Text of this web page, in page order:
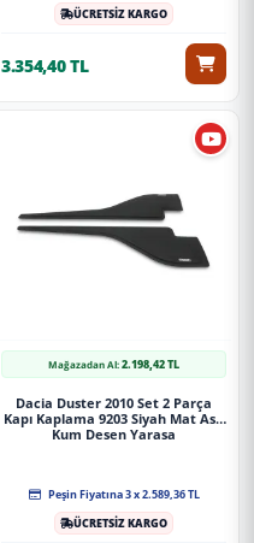
ÜCRETSİZ KARGO
3.354,40 TL
Mağazadan Al:2.198,42 TL
Dacia Duster 2010 Set 2 Parça
Kapı Kaplama 9203 Siyah Mat Asa
Kum Desen Yarasa
Peşin Fiyatına 3 x 2.589,36 TL
ÜCRETSİZ KARGO